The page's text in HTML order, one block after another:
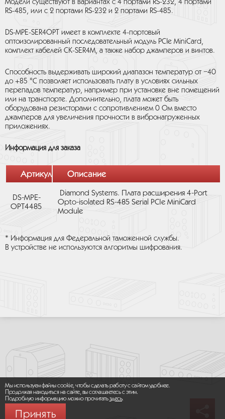
Модели существуют в вариантах с 4 портами RS-232, 4 портами
RS-485, или с 2 портами RS-232 и 2 портами RS-485.
DS-MPE-SER4OPT имеет в комплекте 4-портовый
оптоизолированный последовательный модуль PCIe MiniCard,
комплект кабелей CK-SER4M, а также набор джамперов и винтов.
Способность выдерживать широкий диапазон температур от −40
до +85 °C позволяет использовать плату в условиях сильных
перепадов температур, например при установке вне помещений
или на транспорте. Дополнительно, плата может быть
оборудована резисторами с сопротивлением 0 Ом вместо
джамперов для увеличения прочности в вибронагруженных
приложениях.
Информация для заказа
Артикул Описание
DS-MPE-
OPT4485
Diamond Systems. Плата расширения 4-Port
Opto-isolated RS-485 Serial PCIe MiniCard
Module
* Информация для Федеральной таможенной службы.
В устройстве не используются алгоритмы шифрования.
Мы используем файлы cookie, чтобы сделать работу с сайтом удобнее.
Продолжая находиться на сайте, вы соглашаетесь с этим.
Подробную информацию можно прочитатьздесь.
Принять